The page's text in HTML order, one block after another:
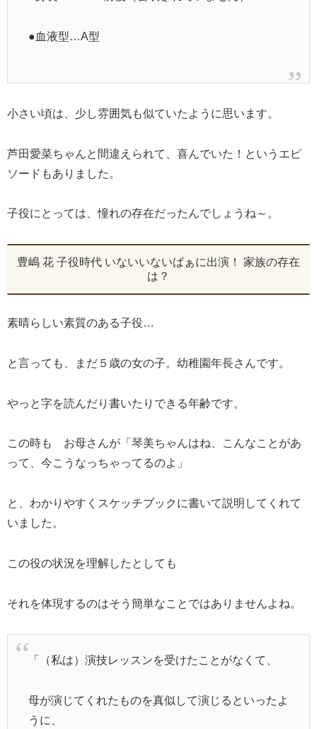
●血液型…A型
小さい頃は、少し雰囲気も似ていたように思います。
芦田愛菜ちゃんと間違えられて、喜んでいた！というエピ
ソードもありました。
子役にとっては、憧れの存在だったんでしょうね～。
豊嶋 花 子役時代 いないいないばぁに出演！ 家族の存在
は？
素晴らしい素質のある子役…
と言っても、まだ５歳の女の子。幼稚園年長さんです。
やっと字を読んだり書いたりできる年齢です。
この時も お母さんが「琴美ちゃんはね、こんなことがあ
って、今こうなっちゃってるのよ」
と、わかりやすくスケッチブックに書いて説明してくれて
いました。
この役の状況を理解したとしても
それを体現するのはそう簡単なことではありませんよね。
「（私は）演技レッスンを受けたことがなくて、
母が演じてくれたものを真似して演じるといったよ
うに、